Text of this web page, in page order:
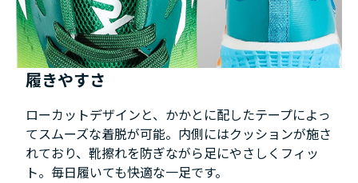
履きやすさ
ローカットデザインと、かかとに配したテープによっ
てスムーズな着脱が可能。内側にはクッションが施さ
れており、靴擦れを防ぎながら足にやさしくフィッ
ト。毎日履いても快適な一足です。